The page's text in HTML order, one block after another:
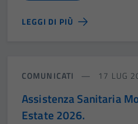
LEGGI DI PIÙ
COMUNICATI 17 LUG
Assistenza Sanitaria
Estate 2026.